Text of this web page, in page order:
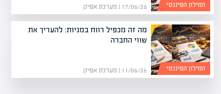
17/06/26 | מערכת אפיק המילון הפיננסי
מה זה מכפיל רווח במניות: להעריך את
שווי החברה
11/06/26 | מערכת אפיק המילון הפיננסי